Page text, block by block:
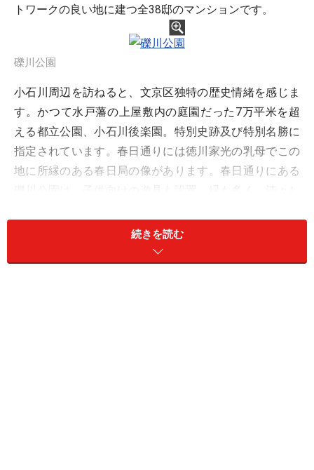
トワークの良い地に建つ全38邸のマンションです。
礫川公園
小石川周辺を訪ねると、文京区独特の歴史情緒を感じま
す。かつて水戸藩の上屋敷内の庭園だった7万平米を超
える都立公園、小石川後楽園。特別史跡及び特別名勝に
指定されています。春日通りには徳川家光の乳母でこの
地に所縁のある春日局の像があります。春日通りにある
であるように、子育て環境の良さを感じます。
続きを読む